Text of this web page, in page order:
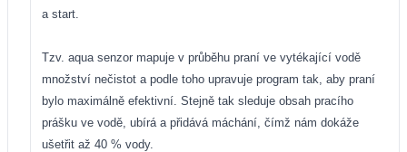
a start.
Tzv. aqua senzor mapuje v průběhu praní ve vytékající vodě
množství nečistot a podle toho upravuje program tak, aby praní
bylo maximálně efektivní. Stejně tak sleduje obsah pracího
prášku ve vodě, ubírá a přidává máchání, čímž nám dokáže
ušetřit až 40 % vody.